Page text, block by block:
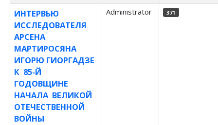
ИНТЕРВЬЮ
ИССЛЕДОВАТЕЛЯ
АРСЕНА
МАРТИРОСЯНА
ИГОРЮ ГИОРГАДЗЕ
К 85-Й
ГОДОВЩИНЕ
НАЧАЛА ВЕЛИКОЙ
ОТЕЧЕСТВЕННОЙ
ВОЙНЫ
Administrator 371